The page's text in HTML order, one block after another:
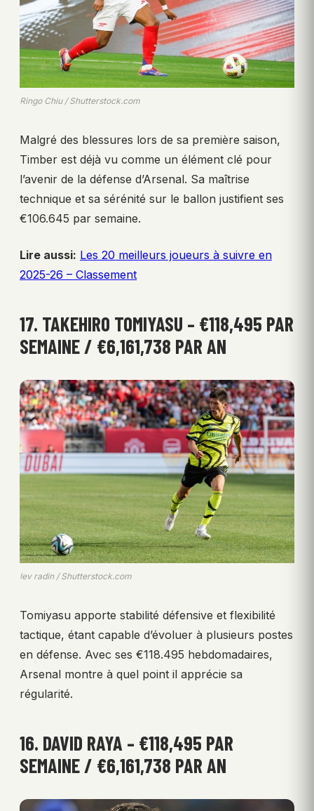
Ringo Chiu / Shutterstock.com
Malgré des blessures lors de sa première saison,
Timber est déjà vu comme un élément clé pour
l’avenir de la défense d’Arsenal. Sa maîtrise
technique et sa sérénité sur le ballon justifient ses
€106.645 par semaine.
Lire aussi: Les 20 meilleurs joueurs à suivre en
2025-26 – Classement
17. TAKEHIRO TOMIYASU – €118,495 PAR
SEMAINE / €6,161,738 PAR AN
lev radin / Shutterstock.com
Tomiyasu apporte stabilité défensive et flexibilité
tactique, étant capable d’évoluer à plusieurs postes
en défense. Avec ses €118.495 hebdomadaires,
Arsenal montre à quel point il apprécie sa
régularité.
16. DAVID RAYA – €118,495 PAR
SEMAINE / €6,161,738 PAR AN